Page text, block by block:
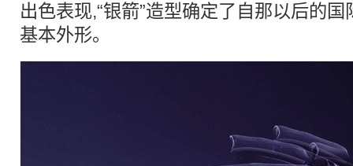
出色表现,“银箭”造型确定了自那以后的
基本外形。